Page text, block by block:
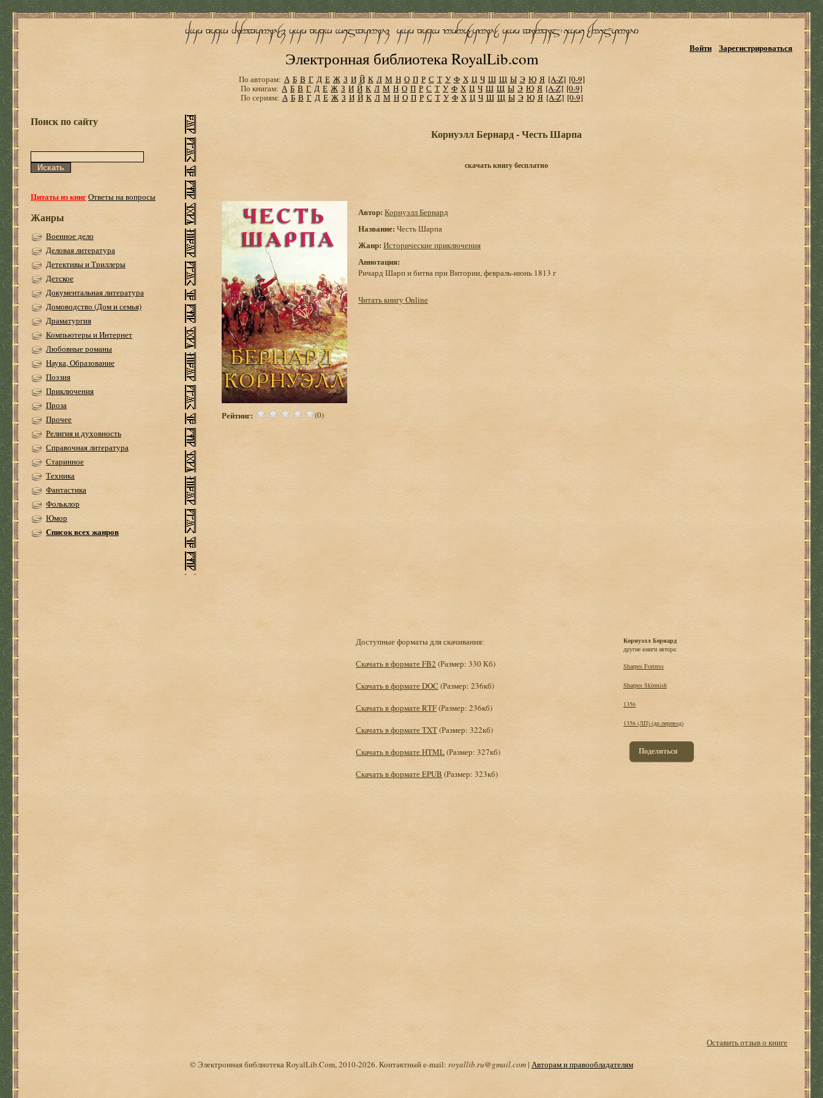
Электронная библиотека RoyalLib.com
Войти Зарегистрироваться
По авторам: А Б В Г Д Е Ж З И Й К Л М Н О П Р С Т У Ф Х Ц Ч Ш Щ Ы Э Ю Я [A-Z] [0-9]
По книгам: А Б В Г Д Е Ж З И Й К Л М Н О П Р С Т У Ф Х Ц Ч Ш Щ Ы Э Ю Я [A-Z] [0-9]
По сериям: А Б В Г Д Е Ж З И Й К Л М Н О П Р С Т У Ф Х Ц Ч Ш Щ Ы Э Ю Я [A-Z] [0-9]
Поиск по сайту
Цитаты из книгОтветы на вопросы
Жанры
Военное дело
Деловая литература
Детективы и Триллеры
Детское
Документальная литература
Домоводство (Дом и семья)
Драматургия
Компьютеры и Интернет
Любовные романы
Наука, Образование
Поэзия
Приключения
Проза
Прочее
Религия и духовность
Справочная литература
Старинное
Техника
Фантастика
Фольклор
Юмор
Список всех жанров
Корнуэлл Бернард - Честь Шарпа
скачать книгу бесплатно
Рейтинг: (0)
Автор: Корнуэлл Бернард
Название: Честь Шарпа
Жанр: Исторические приключения
Аннотация:
Ричард Шарп и битва при Витории, февраль-июнь 1813 г
Читать книгу Online
Доступные форматы для скачивания:
Скачать в формате FB2 (Размер: 330 Кб)
Скачать в формате DOC (Размер: 236кб)
Скачать в формате RTF(Размер: 236кб)
Скачать в формате TXT(Размер: 322кб)
Скачать в формате HTML(Размер: 327кб)
Скачать в формате EPUB (Размер: 323кб)
Корнуэлл Бернард
другие книги автора:
Sharpes Fortress
Sharpes Skirmish
1356
1356 (ЛП) (др.перевод)
Поделиться
Оставить отзыв о книге
© Электронная библиотека RoyalLib.Com, 2010-2026. Контактный e-mail: royallib.ru@gmail.com | Авторам и правообладателям